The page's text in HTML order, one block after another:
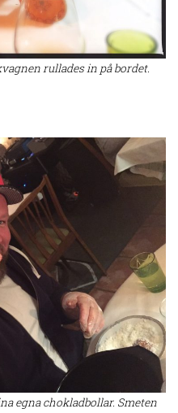
rullades in på bordet.
egna chokladbollar. Smeten